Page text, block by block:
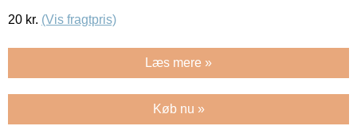
20 kr. (Vis fragtpris)
Læs mere »
Køb nu »